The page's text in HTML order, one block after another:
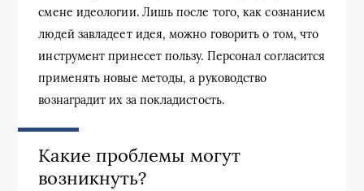
смене идеологии. Лишь после того, как сознанием
людей завладеет идея, можно говорить о том, что
инструмент принесет пользу. Персонал согласится
применять новые методы, а руководство
вознаградит их за покладистость.
Какие проблемы могут
возникнуть?